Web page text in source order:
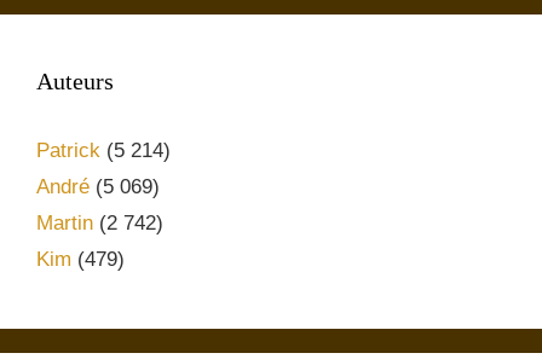
Auteurs
Patrick (5 214)
André (5 069)
Martin (2 742)
Kim (479)